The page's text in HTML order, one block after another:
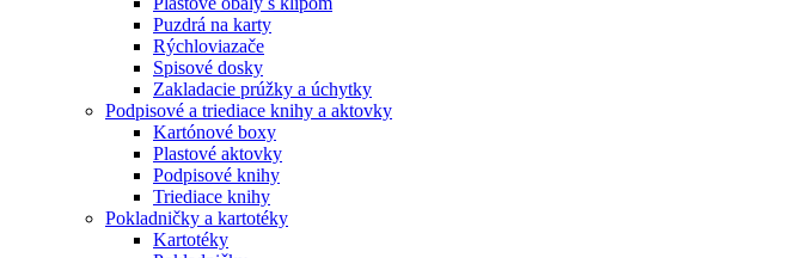
Puzdrá na karty
Rýchloviazače
Spisové dosky
Zakladacie prúžky a úchytky
Podpisové a triediace knihy a aktovky
Kartónové boxy
Plastové aktovky
Podpisové knihy
Triediace knihy
Pokladničky a kartotéky
Kartotéky